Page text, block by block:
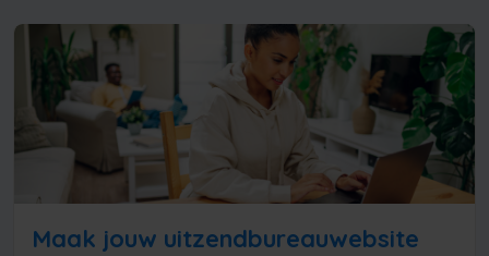
Maak jouw uitzendbureauwebsite